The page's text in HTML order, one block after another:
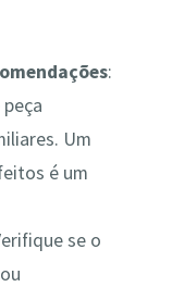
:
Um
é um
se o